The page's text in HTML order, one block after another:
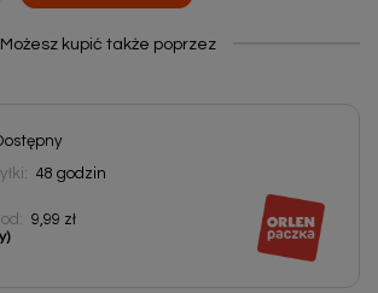
Możesz kupić także poprzez
48 godzin
9,99 zł